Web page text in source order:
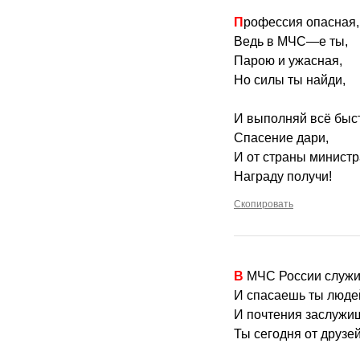
Профессия опасная,
Ведь в МЧС—е ты,
Парою и ужасная,
Но силы ты найди,
И выполняй всё
Спасение дари,
И от страны
Награду получи!
Скопировать
В МЧС России
И спасаешь ты
И почтения
Ты сегодня от